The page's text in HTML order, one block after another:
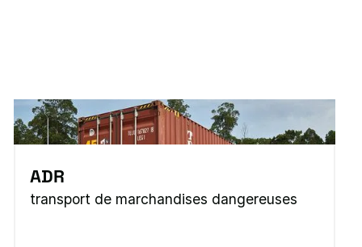
ADR
transport de marchandises dangereuses